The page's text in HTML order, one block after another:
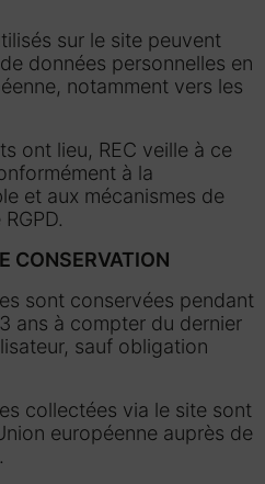
sur le site peuvent
données personnelles en
notamment vers les
ont lieu, REC veille à ce
à la
et aux mécanismes de
CONSERVATION
sont conservées pendant
ans à compter du dernier
sauf obligation
collectées via le site sont
européenne auprès de